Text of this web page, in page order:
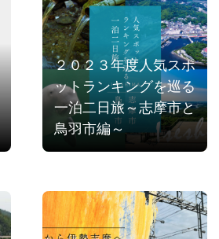
２０２３年度人気スポ
ットランキングを巡る
一泊二日旅～志摩市と
鳥羽市編～